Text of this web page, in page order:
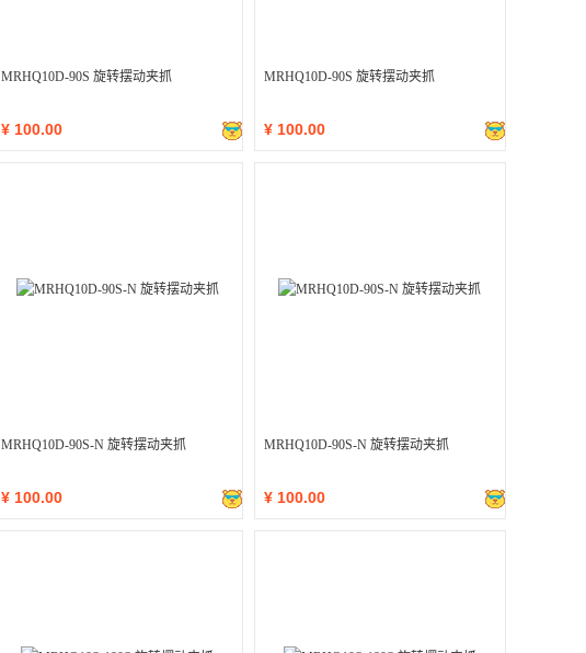
MRHQ10D-90S 旋转摆动夹抓
¥ 100.00
MRHQ10D-90S 旋转摆动夹抓
¥ 100.00
MRHQ10D-90S-N 旋转摆动夹抓
¥ 100.00
MRHQ10D-90S-N 旋转摆动夹抓
¥ 100.00